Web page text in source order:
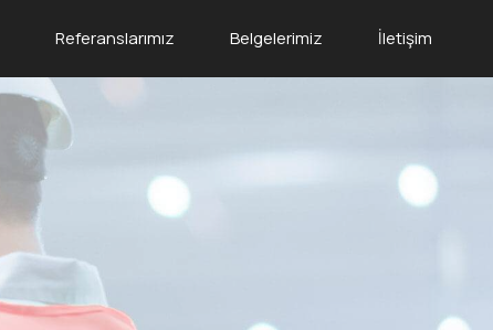
Referanslarımız Belgelerimiz İletişim